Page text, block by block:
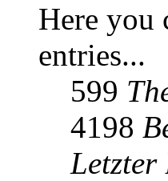
Here you
entries...
599
4198
Letzter